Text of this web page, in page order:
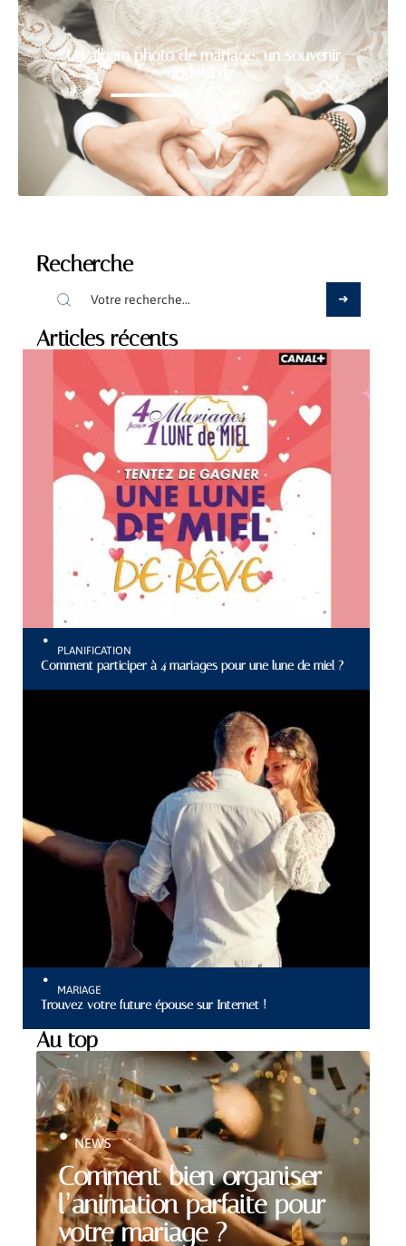
Un album photo de mariage: un souvenir
indélébile
Recherche
Articles récents
PLANIFICATION
Comment participer à 4 mariages pour une lune de miel ?
MARIAGE
Trouvez votre future épouse sur Internet !
Au top
Comment bien organiser
l’animation parfaite pour
votre mariage ?
NEWS